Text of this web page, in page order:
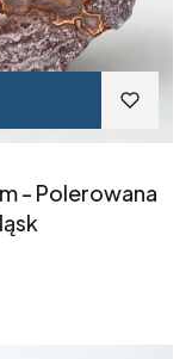
- Polerowana